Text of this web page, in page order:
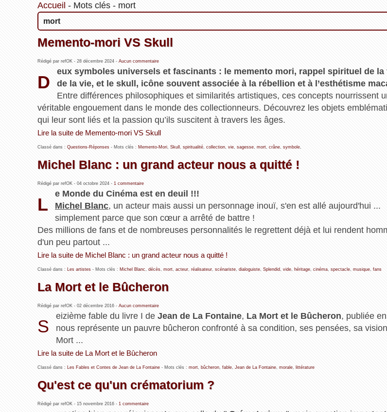
Accueil - Mots clés- mort
mort
Memento-mori VS Skull
Rédigé par refOK - 28 décembre 2024- Aucun commentaire
D
eux symboles universels et fascinants : le memento mori, rappel spirituel de
de la vie, et le skull, icône souvent associée à la rébellion et à l’esthétisme
Entre différences philosophiques et similarités artistiques, ces concepts nourrissent
véritable engouement dans le monde des collectionneurs. Découvrez les objets
qui leur sont liés et la passion qu’ils suscitent à travers les âges.
Lire la suite de Memento-mori VS Skull
Classé dans : Questions-Réponses- Mots clés : Memento-Mori, Skull , spiritualité, collection, vie, sagesse, mort, crâne, symbole,
Michel Blanc : un grand acteur nous a quitté !
Rédigé par refOK - 04 octobre 2024- 1 commentaire
L
e Monde du Cinéma est en deuil !!!
Michel Blanc, un acteur mais aussi un personnage inouï, s'en est allé aujourd'hui ...
simplement parce que son cœur a arrêté de battre !
Des millions de fans et de nombreuses personnalités le regrettent déjà et lui rendent
d'un peu partout ...
Lire la suite de Michel Blanc : un grand acteur nous a quitté !
Classé dans : Les artistes- Mots clés : Michel Blanc, décès, mort, acteur, réalisateur, scénariste, dialoguiste, Splendid, vide, héritage, cinéma, spectacle, musique, fans
La Mort et le Bûcheron
Rédigé par refOK - 02 décembre 2016- Aucun commentaire
S
eizième fable du livre I de Jean de La Fontaine, La Mort et le Bûcheron, publiée
nous représente un pauvre bûcheron confronté à sa condition, ses pensées, sa
Mort ...
Lire la suite de La Mort et le Bûcheron
Classé dans : Les Fables et Contes de Jean de La Fontaine- Mots clés : mort, bûcheron, fable, Jean de La Fontaine, morale, littérature
Qu'est ce qu'un crématorium ?
Rédigé par refOK - 15 novembre 2016- 1 commentaire